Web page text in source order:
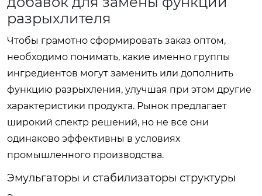
разрыхлителя
Чтобы грамотно сформировать заказ оптом,
необходимо понимать, какие именно группы
ингредиентов могут заменить или дополнить
функцию разрыхления, улучшая при этом другие
характеристики продукта. Рынок предлагает
широкий спектр решений, но не все они
одинаково эффективны в условиях
промышленного производства.
Эмульгаторы и стабилизаторы структуры